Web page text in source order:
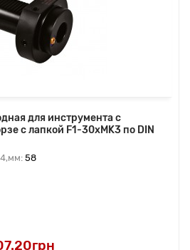
для инструмента с
с лапкой F1-30хMK3 по DIN
58